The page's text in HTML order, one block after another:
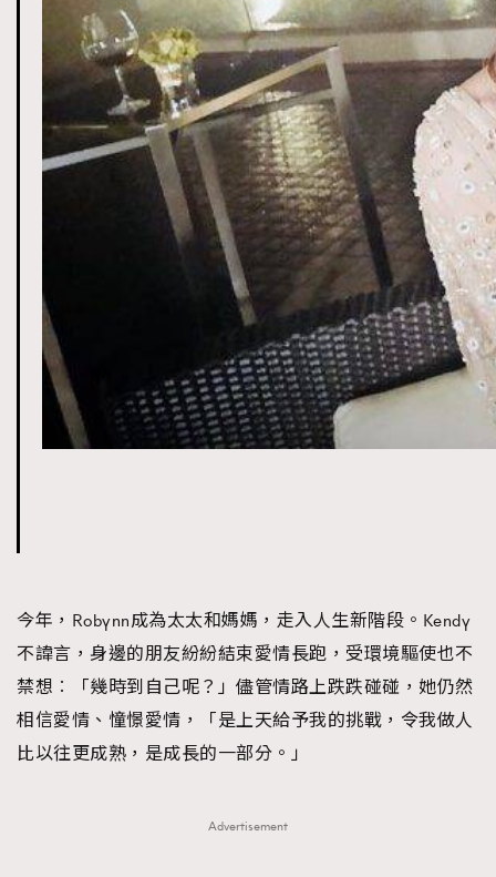
今年，Robynn成為太太和媽媽，走入人生新階段。Kendy
不諱言，身邊的朋友紛紛結束愛情長跑，受環境驅使也不
禁想︰「幾時到自己呢？」儘管情路上跌跌碰碰，她仍然
相信愛情、憧憬愛情，「是上天給予我的挑戰，令我做人
比以往更成熟，是成長的一部分。」
Advertisement